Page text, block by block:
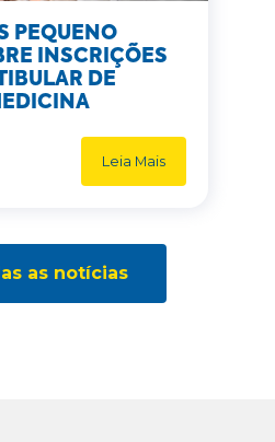
PEQUENO
INSCRIÇÕES
DE
Leia Mais
as notícias